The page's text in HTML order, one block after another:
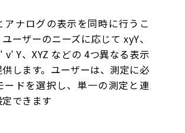
アナログの表示を同時に行うこ
ーザーのニーズに応じて xyY、
v′ Y、XYZ などの 4つ異なる表示
します。ユーザーは、測定に必
ードを選択し、単一の測定と連
できます